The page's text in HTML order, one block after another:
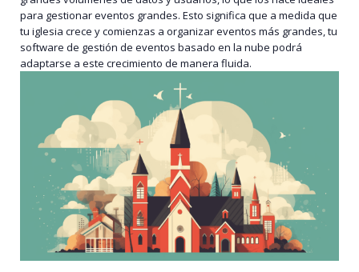
para gestionar eventos grandes. Esto significa que a medida que
tu iglesia crece y comienzas a organizar eventos más grandes, tu
software de gestión de eventos basado en la nube podrá
adaptarse a este crecimiento de manera fluida.